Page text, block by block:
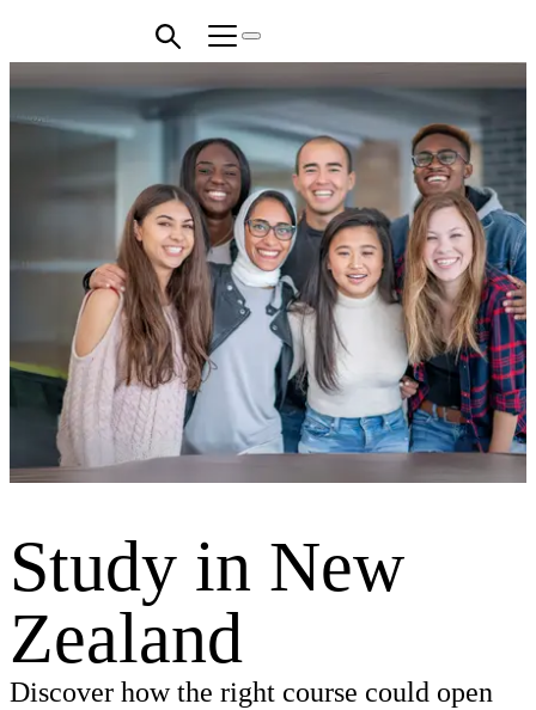
Study in New
Zealand
Discover how the right course could open